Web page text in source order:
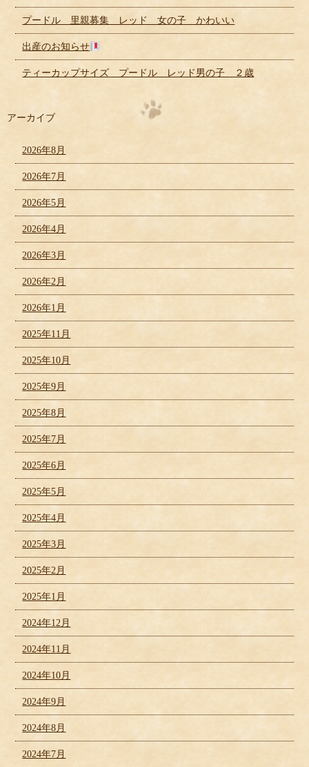
プードル 里親募集 レッド 女の子 かわいい
出産のお知らせ
ティーカップサイズ プードル レッド男の子 ２歳
アーカイブ
2026年8月
2026年7月
2026年5月
2026年4月
2026年3月
2026年2月
2026年1月
2025年11月
2025年10月
2025年9月
2025年8月
2025年7月
2025年6月
2025年5月
2025年4月
2025年3月
2025年2月
2025年1月
2024年12月
2024年11月
2024年10月
2024年9月
2024年8月
2024年7月